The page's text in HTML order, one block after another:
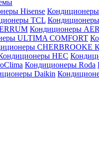
Hisense
TCL Кондиционеры
Кондиционеры
ULTIMA COMFORT
CHERBROOKE
HEC
Кондиционеры Roda
Daikin